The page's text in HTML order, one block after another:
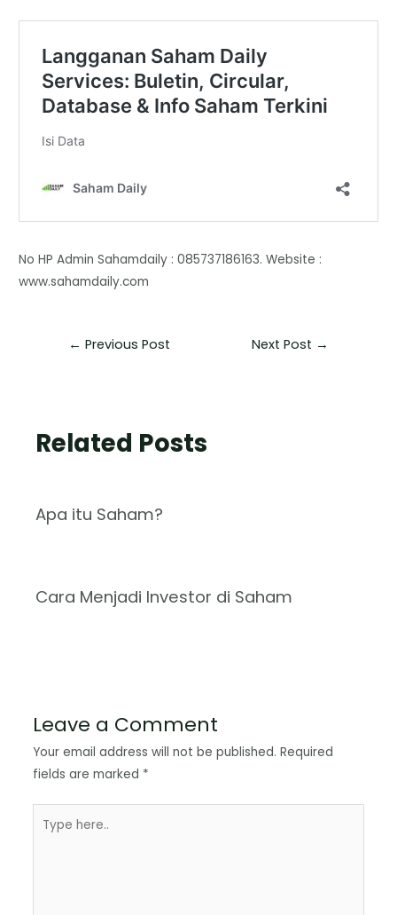
No HP Admin Sahamdaily : 085737186163. Website :
www.sahamdaily.com
← Previous Post Next Post →
Related Posts
Apa itu Saham?
Cara Menjadi Investor di Saham
Leave a Comment
Your email address will not be published. Required
fields are marked *